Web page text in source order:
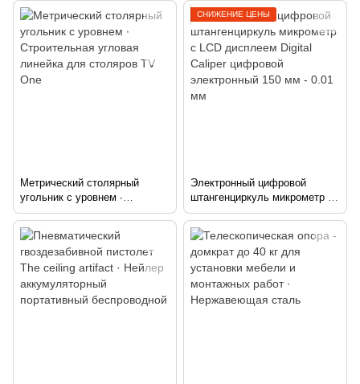
строительный
Метрический столярный
угольник с уровнем ∙
Cтроительная угловая
линейка для столяров TV One
СНИЖЕНИЕ ЦЕНЫ
Электронный цифровой
штангенциркуль микрометр с
LCD дисплеем Digital Caliper
цифровой электронный 150
мм - 0.01 мм